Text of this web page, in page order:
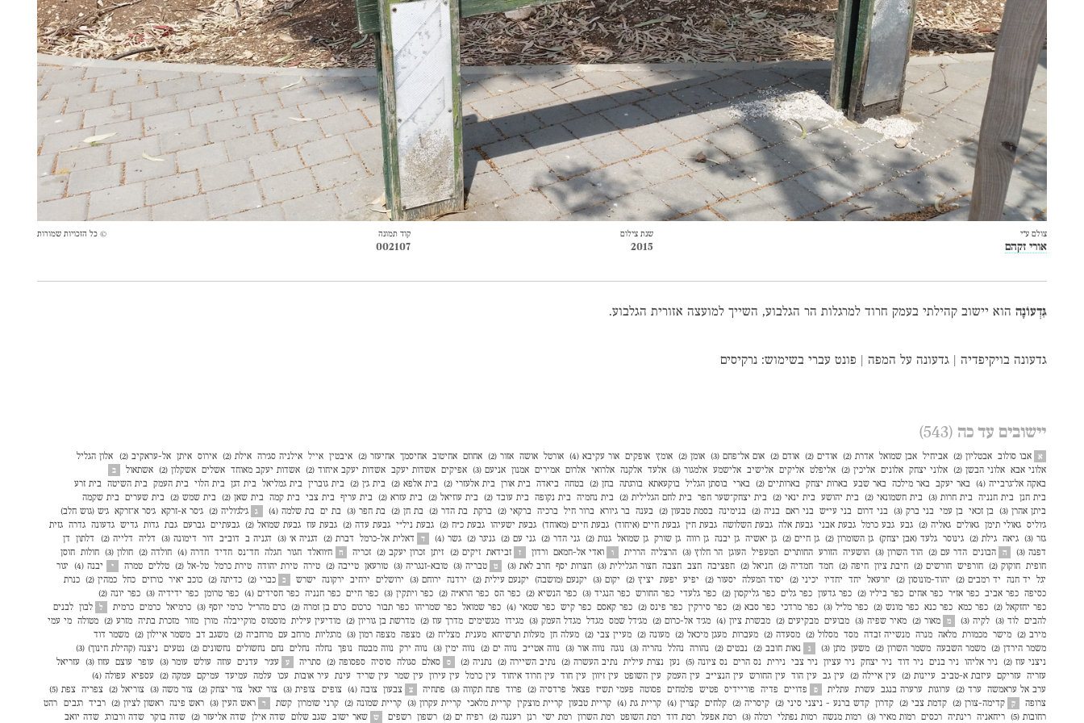
צולם ע״י
אורי זקהם
שנת צילום
2015
קוד תמונה
002107
© כל הזכויות שמורות
גִּדְעוֹנָה הוא יישוב קהילתי בעמק חרוד למרגלות הר הגלבוע, השייך למועצה אזורית הגלבוע.
גדעונה בויקיפדיה |גדעונה על המפה פונט עברי בשימוש:נרקיסים
יישובים עד כה (543)
א אבו סולוב אבטליון (2) אביחיל אבן שמואל אדרת (2) אודים (2) אודם (2) אום אל־פחם (3) אומן (2) אומץ אופקים אור עקיבא (4) אורטל אושה אזור (2) אחוזם אחיטוב אחיסמך אחיעזר (2) איבטין אייל אילניה סג׳רה אילת (2) אירוס איתן אל-עראקיב (2)
אלון הגליל
אלוני אבא
אלוני הבשן (2) אלוני יצחק אלונים אליכין (2) אליפלט אליקים אלישיב אלישמע אלמגור (3) אלעד אלקנה אלרואי אלרום אמירים אמנון אניעם (3) אפיקים אשדות יעקב אשדות יעקב איחוד (2) אשדות יעקב מאוחד אשלים אשקלון (2) אשתאול ב
באקה אל־גרבייה (4) באר יעקב באר מילכה באר שבע בארות יצחק בארותיים (2) בארי בוסתן הגליל בוקעאתא בורגתה בחן (2) בטחה ביאדה בית אורן בית אלעזרי (2) בית אלפא (2) בית ג'ן (2) בית גוברין בית גמליאל בית דגן בית הלוי בית העמק בית השיטה
בית זרע
בית חנן
בית חנניה בית חרות (3) בית חשמונאי (2) בית יהושע בית ינאי (2) בית יצחק־שער חפר בית לחם הגלילית (2) בית נחמיה בית נקופה בית עובד (2) בית עוזיאל (2) בית עזרא (2) בית עריף בית צבי בית קמה בית שאן (2) בית שמש (2) בית שערים
בית שקמה
ביתן אהרן (3)
בן זכאי בן עמי בני ברק (3) בני דרום בני עי״ש בני ראם בניה (2) בנימינה בסמת טבעון (2) בענה בר גיורא ברור חיל ברכיה ברקאי (2) ברקת בת הדר (2) בת חן (2) בת חפר (3) בת ים בת שלמה (4) ג ג'לג'וליה (2) ג'סר א-זרקא ג'סר א־זרקא
ג'ש (גוש חלב)
ג׳וליס
גאולי תימן גאולים גאליה (2) גבע גבע כרמל גבעת אבני גבעת אלה גבעת השלושה גבעת ח"ן גבעת חיים (איחוד) גבעת חיים (מאוחד) גבעת ישעיהו גבעת כ"ח (2) גבעת ניל"י גבעת עדה (2) גבעת עוז גבעת שמואל (2) גבעתיים גברעם גבת גדות גדיש גדעונה גדרה
גזית
גזר (3)
גיאה גילת (2) גינוסר גלעד (אבן יצחק) גן השומרון (2) גן חיים (2) גן יאשיה גן יבנה גן רווה גן שורק גן שמואל גנות (2) גני הדר (2) גני עם (2) גניגר (2) גשר (4) ד דאלית אל-כרמל דברת (2) דגניה א׳ (3) דגניה ב דוב"ב דור דימונה (3) דליה דלייה (2) דלתון
דן
דפנה (3)
ה הבונים הדר עם (2) הוד השרון (3) הושעיה הזורע החותרים המעפיל העוגן הר חלוץ (3) הרצליה הררית ו ואדי אל-חמאם ורדון ז זבידאת זיקים (2) זיתן זכרון יעקב (2) זכריה ח ח'וואלד חגור חגלה חד־נס חדיד חדרה (4) חולדה (2) חולון (3) חולות
חוסן
חופית
חוקוק (2) חורפיש חורשים (2) חיבת ציון חיפה (2) חמד חמדיה (2) חניאל (2) חפציבה חצב חצבה חצור הגלילית (3) חצרות יסף חרב לאת (3) ט טבריה (3) טובא-זנגריה (3) טורעאן טייבה (2) טירה טירת יהודה טירת כרמל טל-אל (2) טללים טמרה י יבנה (4)
יגור
יגל
יד חנה יד רמב״ם (2) יהוד-מונוסון (2) יזרעאל יחד יחדיו יכיני (2) יסוד המעלה יסעור (2) יפיע יפעת יציץ (2) יקום (3) יקנעם (מושבה) יקנעם עילית (2) ירדנה ירוחם (3) ירושלים ירחיב ירקונה ישרש כ כברי (2) כדיתה (2) כוכב יאיר כורזים כחל כמהין (2)
כנרת
כסיפה
כפר אביב כפר אז"ר כפר אחים כפר ביל"ו (2) כפר גדעון כפר גלים כפר גליקסון (2) כפר גלעדי כפר החורש כפר הנגיד (3) כפר הנשיא (2) כפר הס כפר הרא"ה (2) כפר ויתקין (3) כפר חיים כפר חנניה כפר חסידים (4) כפר טרומן כפר ידידיה (3)
כפר יונה (2)
כפר יחזקאל (2)
כפר כמא כפר כנא כפר מונש (2) כפר מל״ל (3) כפר מרדכי כפר סבא (2) כפר סירקין כפר פינס (2) כפר קאסם כפר קיש כפר שמאי (4) כפר שמואל כפר שמריהו כפר תבור כרכום כרם בן זמרה (2) כרם מהר"ל כרמי יוסף (3) כרמיאל כרמים כרמית ל לבון
לבנים
להבים
לוד (3) לקיה (3) מ מאור (2) מאיר שפיה (3) מבועים מבקיעים (2) מבשרת ציון (4) מג'ד אל-כרום (2) מג'דל שמס מגדל מגדל העמק (3) מגידו מגשימים מדרך עוז (2) מדרשת בן גוריון (2) מודיעין עילית מוסמוס מוקייבלה מורן מזור מזכרת בתיה מזרע (2) מטולה
מי עמי
מירב (2)
מישר מכמורת מלאה מנרה מנשייה זבדה מסד מסלול (2) מסעדה (2) מעברות מעגן מיכאל (2) מעונה (2) מעיין צבי (2) מעלה חן מעלות תרשיחא מענית מצליח (2) מצפה מצפה רמון (3) מרגליות מרחב עם מרחביה (2) משגב דב משמר איילון (2)
משמר דוד
משמר הירדן (2)
משמר השבעה משמר השרון (2) משען מתן (3) נ נאות חובב (2) נבטים (2) נהורה נהלל נהריה (3) נוגה נווה אור (3) נווה אטי״ב נווה ים (2) נווה ימין (3) נווה ירק נווה מבטח נופך נחלה נחלים נחם נחשולים נחשונים (2) נטעים
ניצנה (קהילת חינוך) (3)
ניצני עוז (2)
ניר אליהו ניר בנים ניר דוד ניר יצחק ניר עציון ניר צבי נירית נס הרים נס ציונה (5) נען נצרת עילית נתיב העשרה (2) נתיב השיירה (2) נתניה (2) ס סאלם סגולה סוסיה ספסופה (2) סתריה ע ע'ג'ר עדנים עוזה עולש עומר (3) עופר עוצם עזוז (3)
עזריאל
עזריה
עזריקם עיזבת א-טביב עיינות (2) עין איילה (2) עין גב עין הוד עין החורש עין הנצי״ב עין העמק עין השופט עין זיוון עין חוד עין חרוד איחוד עין כרמל עין עירון עין שמר עין שריד עינת עיר אובות עכו עלמה עמיעד עמיקם עמקה (2) עספיא
עפולה (4)
ערב אל עראמשה
ערד (2) ערוגות ערערה בנגב עשרת עתלית פ פדויים פדיה פוריידיס פטיש פלמחים פסוטה פעמי תש"ז פצאל פרדסיה (2) פרוד פתח תקווה (3) פתחיה צ צבעון צובה (4) צופים צופית (3) צור יגאל צור יצחק (2) צור משה (3) צוריאל (2) צפריה
צפת (5)
צרופה
ק קדימה-צורן (2) קדמת צבי (2) קדרון קדש ברנע - ניצני סיני (2) קיסריה (2) קלחים קצרין (4) קריית גת (4) קריית טבעון קריית מוצקין קריית מלאכי קריית עקרון (3) קריית שמונה (2) קרני שומרון קשת ר ראש העין (3) ראש פינה ראשון לציון (2) רביד רגבים
רהט
רחובות (5)
ריחאניה רינתיה רכסים רמות מאיר (3) רמות מנשה רמות נפתלי רמלה (3) רמת אפעל רמת דוד רמת השופט רמת השרון רמת ישי רנן רעננה (2) רפיח ים (2) רשפון רשפים ש שאר ישוב שגב שלום שדה אילן שדה אליעזר (2) שדה בוקר שדה ורבורג שדה יואב